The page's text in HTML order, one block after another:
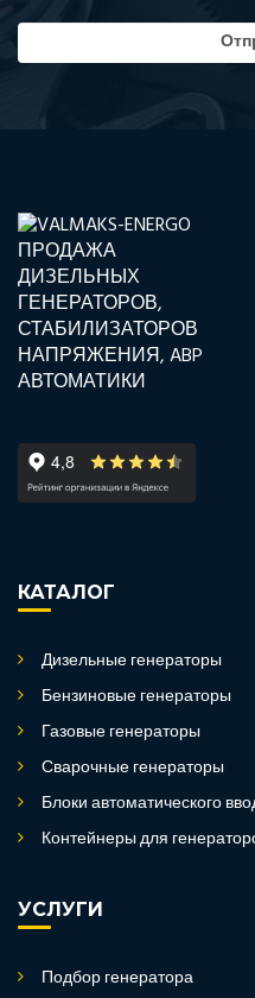
КАТАЛОГ
Дизельные генераторы
Бензиновые генераторы
Газовые генераторы
Сварочные генераторы
Блоки автоматического
Контейнеры для
УСЛУГИ
Подбор генератора